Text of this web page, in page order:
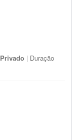
Privado | Duração